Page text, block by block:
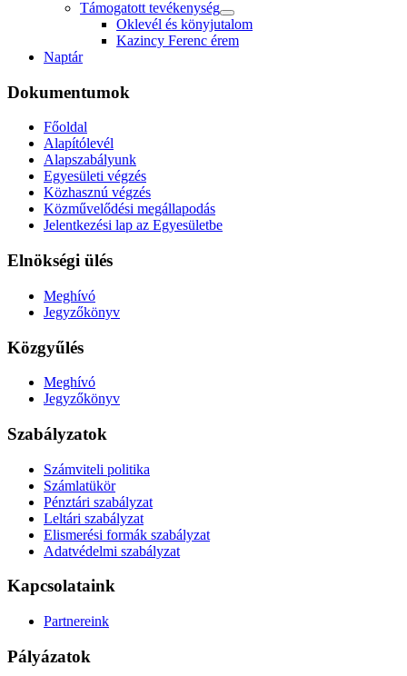
Támogatott tevékenység
Oklevél és könyjutalom
Kazincy Ferenc érem
Naptár
Dokumentumok
Főoldal
Alapítólevél
Alapszabályunk
Egyesületi végzés
Közhasznú végzés
Közművelődési megállapodás
Jelentkezési lap az Egyesületbe
Elnökségi ülés
Meghívó
Jegyzőkönyv
Közgyűlés
Meghívó
Jegyzőkönyv
Szabályzatok
Számviteli politika
Számlatükör
Pénztári szabályzat
Leltári szabályzat
Elismerési formák szabályzat
Adatvédelmi szabályzat
Kapcsolataink
Partnereink
Pályázatok